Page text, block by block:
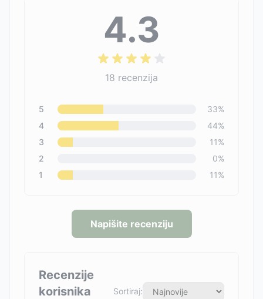
4.3
18 recenzija
5 33%
4
44%
3
11%
2
0%
1
11%
Napišite recenziju
Recenzije
korisnika
Sortiraj: